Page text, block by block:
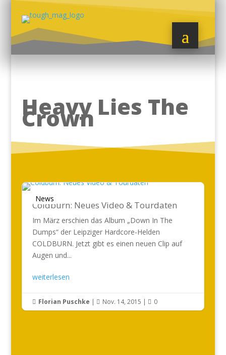
Heavy Lies The
Crown
News
Coldburn: Neues Video & Tourdaten
Im März erschien das Album „Down In The
Dumps“ der Leipziger Hardcore-Helden
COLDBURN. Jetzt gibt es einen neuen Clip auf
Augen und...
weiterlesen
 Florian Puschke |  Nov. 14, 2015 |  0